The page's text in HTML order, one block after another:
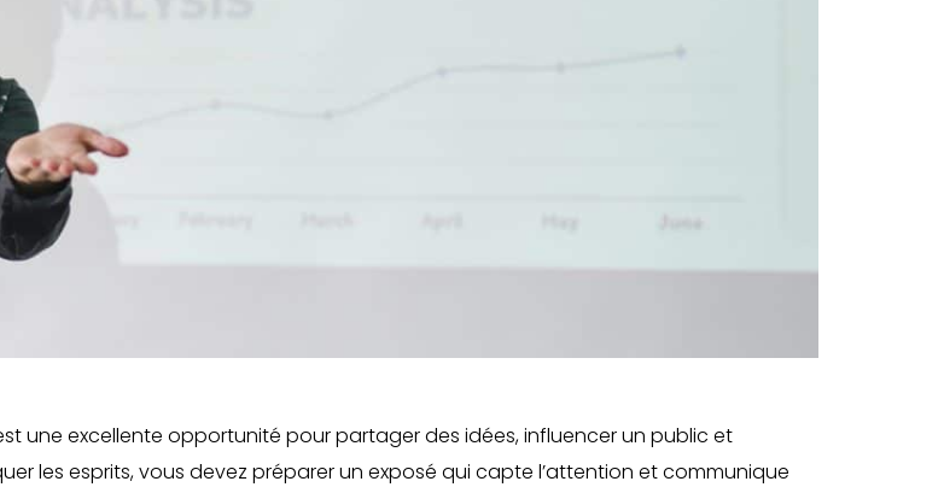
une excellente opportunité pour partager des idées, influencer un public et
les esprits, vous devez préparer un exposé qui capte l’attention et communique